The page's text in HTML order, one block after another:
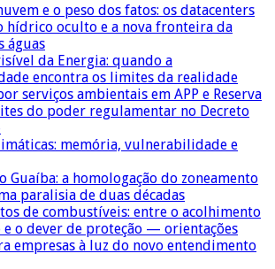
e o peso dos fatos: os datacenters
hídrico oculto e a nova fronteira da
águas
da Energia: quando a
encontra os limites da realidade
serviços ambientais em APP e Reserva
do poder regulamentar no Decreto
memória, vulnerabilidade e
Guaíba: a homologação do zoneamento
paralisia de duas décadas
de combustíveis: entre o acolhimento
o dever de proteção — orientações
empresas à luz do novo entendimento